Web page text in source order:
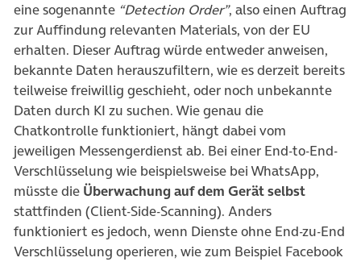
eine sogenannte “Detection Order”, also einen Auftrag
zur Auffindung relevanten Materials, von der EU
erhalten. Dieser Auftrag würde entweder anweisen,
bekannte Daten herauszufiltern, wie es derzeit bereits
teilweise freiwillig geschieht, oder noch unbekannte
Daten durch KI zu suchen. Wie genau die
Chatkontrolle funktioniert, hängt dabei vom
jeweiligen Messengerdienst ab. Bei einer End-to-End-
Verschlüsselung wie beispielsweise bei WhatsApp,
müsste die Überwachung auf dem Gerät selbst
stattfinden (Client-Side-Scanning). Anders
funktioniert es jedoch, wenn Dienste ohne End-zu-End
Verschlüsselung operieren, wie zum Beispiel Facebook